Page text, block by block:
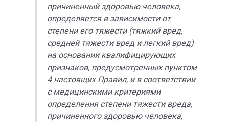
причиненный здоровью человека,
определяется в зависимости от
степени его тяжести (тяжкий вред,
средней тяжести вред и легкий вред)
на основании квалифицирующих
признаков, предусмотренных пунктом
4 настоящих Правил, и в соответствии
с медицинскими критериями
определения степени тяжести вреда,
причиненного здоровью человека,